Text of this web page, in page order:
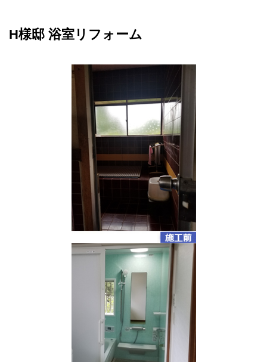
H様邸 浴室リフォーム